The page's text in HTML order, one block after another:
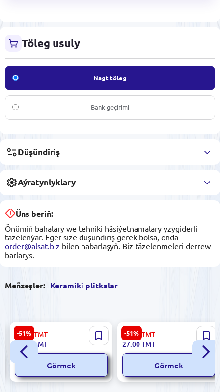
Töleg usuly
Nagt töleg
Bank geçirimi
Düşündiriş
Aýratynlyklary
Üns beriň:
Önümiň bahalary we tehniki häsiýetnamalary yzygiderli
täzelenýär. Eger size düşündiriş gerek bolsa, onda
order@alsat.biz bilen habarlaşyň. Biz täzelenmeleri derrew
barlarys.
Meñzeşler: Keramiki plitkalar
-51%
Dune 186724 | Keramiki
plitka 15x15 sm ýalpyldawuk
Persepolis
56.00 TMT
27.00
TMT
Görmek
-51%
Ibiza 5900499055718 |
Keramik plitka 20x40 sm
ýalpyldawuk çilek
56.00 TMT
27.00TMT
Görmek